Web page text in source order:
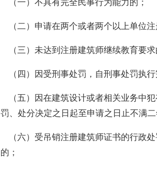
（一）不具有完全民事行为能力的；
（二）申请在两个或者两个以上单位
（三）未达到注册建筑师继续教育要求
（四）因受刑事处罚，自刑事处罚执
（五）因在建筑设计或者相关业务中
罚、处分决定之日起至申请之日止不满
（六）受吊销注册建筑师证书的行政
的；